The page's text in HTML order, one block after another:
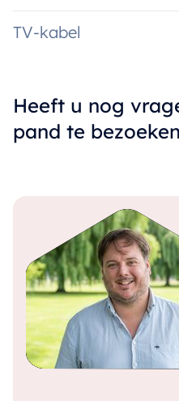
TV-kabel
Heeft u nog
pand te